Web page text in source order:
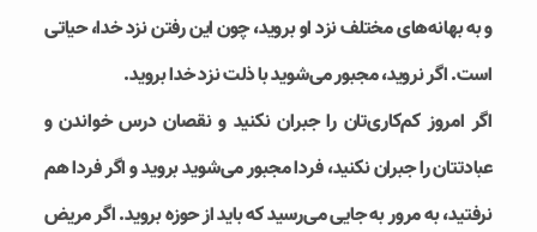
و به بهانه‌های مختلف نزد او بروید، چون این رفتن نزد خدا، حیاتی
است. اگر نروید، مجبور می‌شوید با ذلت نزد خدا بروید.
اگر امروز کم‌کاری‌تان را جبران نکنید و نقصان درس خواندن و
عبادتتان را جبران نکنید، فردا مجبور می‌شوید بروید و اگر فردا هم
نرفتید، به مرور به جایی می‌رسید که باید از حوزه بروید. اگر مریض